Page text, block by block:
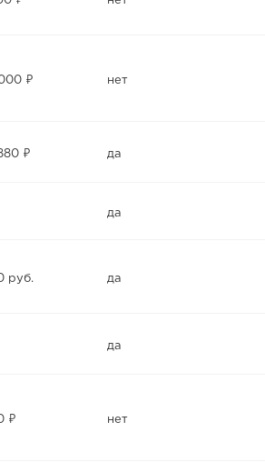
₽ нет
₽ да
да
руб. да
да
₽ нет